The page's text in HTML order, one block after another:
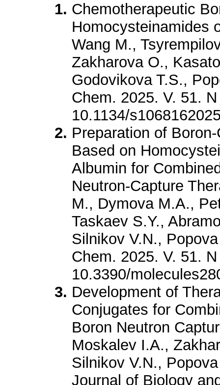
Chemotherapeutic
Homocysteinamides
Wang M.,
Zakharova O.,
Godovikova T.S.,
Chem. 2025. V. 51.
10.1134/
Preparation of
Based on
Albumin for
Neutron-Capture
M., Dymova M.A.,
Taskaev S.Y.,
Silnikov V.N.,
Chem. 2025. V. 51.
10.3390/
Development of
Conjugates for
Boron Neutron
Moskalev I.A.,
Silnikov V.N.,
Journal of Biology